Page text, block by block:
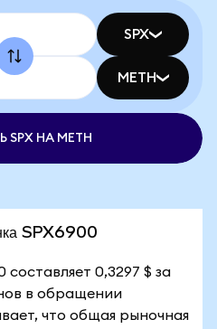
SPX
METH
НА METH
SPX6900
составляет 0,3297 $ за
в обращении
что общая рыночная